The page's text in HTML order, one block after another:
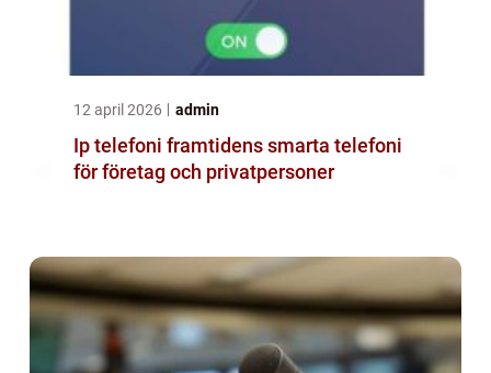
12 april 2026 admin
Ip telefoni framtidens smarta telefoni
för företag och privatpersoner